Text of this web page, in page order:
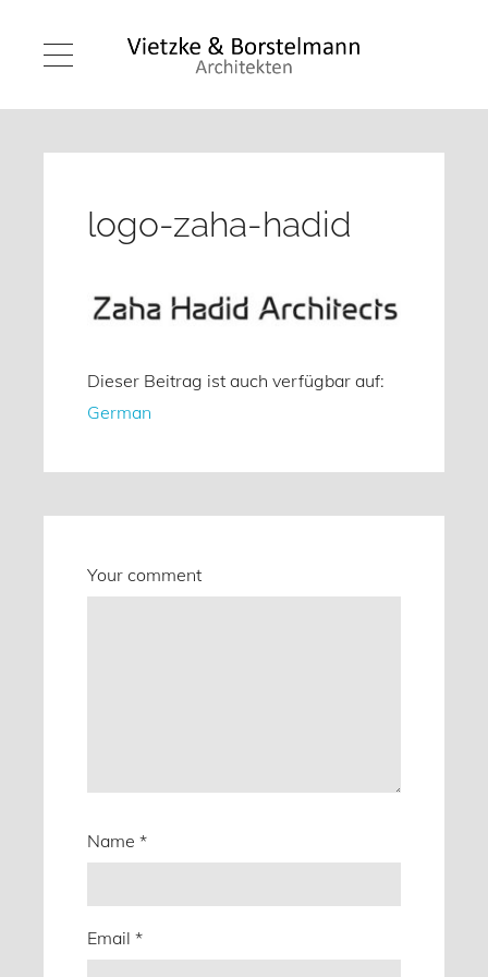
logo-zaha-hadid
Dieser Beitrag ist auch verfügbar auf:
German
Your comment
Name *
Email *